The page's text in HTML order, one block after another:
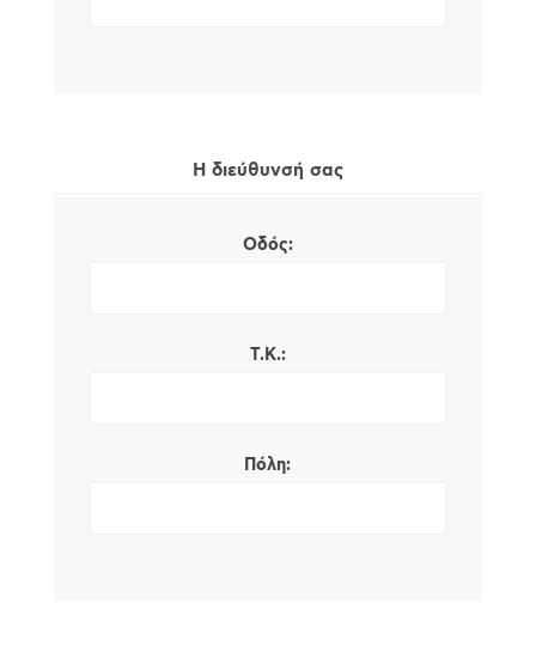
Η διεύθυνσή σας
Οδός:
Τ.Κ.:
Πόλη: